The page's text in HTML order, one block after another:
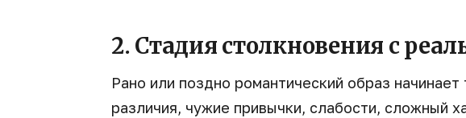
2. Стадия столкновения с
Рано или поздно романтический образ
различия, чужие привычки, слабости, сложный